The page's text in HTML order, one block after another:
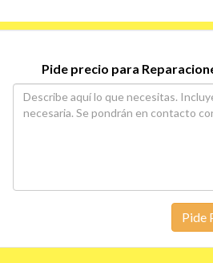
Pide precio para
Pide